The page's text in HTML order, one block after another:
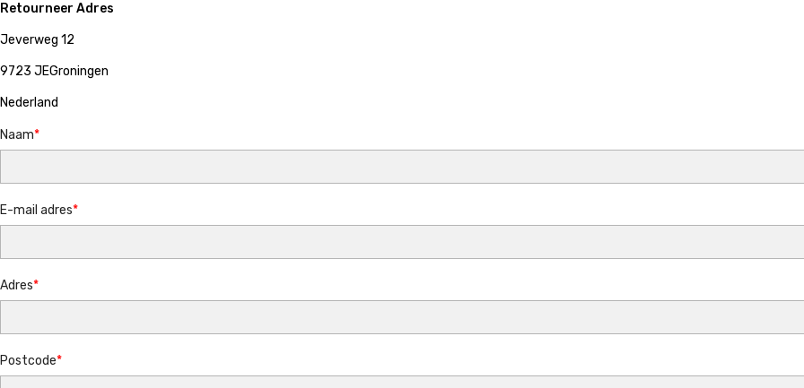
Retourneer Adres
Jeverweg 12
9723 JEGroningen
Nederland
Naam
E-mail adres
Adres
Postcode